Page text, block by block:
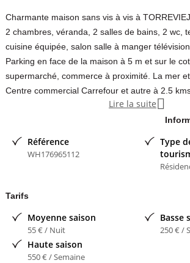
Charmante maison sans vis à vis à
2 chambres, véranda, 2 salles de bains, 2 wc,
cuisine équipée, salon salle à manger
Parking en face de la maison à 5 m et sur le
supermarché, commerce à proximité. La mer
Centre commercial Carrefour et autre à 2.5
- membre
Lire la suite
Référence
WH176965112
Type
Tarifs
Moyenne saison
55 € / Nuit
Basse
250 € /
Haute saison
550 € / Semaine